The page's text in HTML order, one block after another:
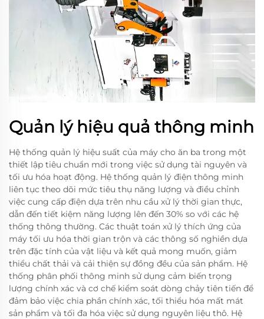
Quản lý hiệu quả thông minh
Hệ thống quản lý hiệu suất của máy cho ăn ba trong một
thiết lập tiêu chuẩn mới trong việc sử dụng tài nguyên và
tối ưu hóa hoạt động. Hệ thống quản lý điện thông minh
liên tục theo dõi mức tiêu thụ năng lượng và điều chỉnh
việc cung cấp điện dựa trên nhu cầu xử lý thời gian thực,
dẫn đến tiết kiệm năng lượng lên đến 30% so với các hệ
thống thông thường. Các thuật toán xử lý thích ứng của
máy tối ưu hóa thời gian trộn và các thông số nghiền dựa
trên đặc tính của vật liệu và kết quả mong muốn, giảm
thiểu chất thải và cải thiện sự đồng đều của sản phẩm. Hệ
thống phân phối thông minh sử dụng cảm biến trọng
lượng chính xác và cơ chế kiểm soát dòng chảy tiên tiến để
đảm bảo việc chia phần chính xác, tối thiểu hóa mất mát
sản phẩm và tối đa hóa việc sử dụng nguyên liệu thô. Hệ